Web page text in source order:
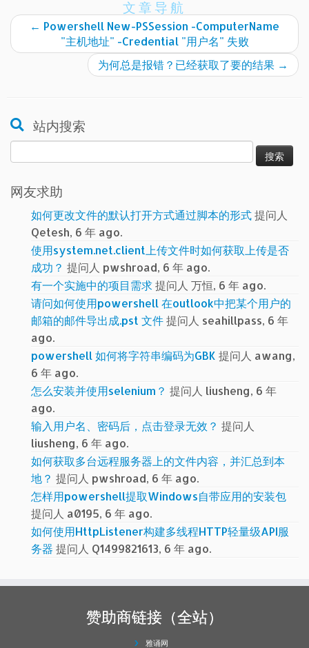
文章导航
← Powershell New-PSSession -ComputerName
"主机地址" -Credential "用户名" 失败
为何总是报错？已经获取了要的结果 →
站内搜索
索：
网友求助
如何更改文件的默认打开方式通过脚本的形式提问人
Qetesh, 6 年 ago.
使用system.net.client上传文件时如何获取上传是否
成功？ 提问人 pwshroad, 6 年 ago.
有一个实施中的项目需求提问人 万恒, 6 年 ago.
请问如何使用powershell 在outlook中把某个用户的
邮箱的邮件导出成.pst 文件提问人 seahillpass, 6 年
ago.
powershell 如何将字符串编码为GBK 提问人 awang,
6 年 ago.
怎么安装并使用selenium？ 提问人 liusheng, 6 年
ago.
输入用户名、密码后，点击登录无效？ 提问人
liusheng, 6 年 ago.
如何获取多台远程服务器上的文件内容，并汇总到本
地？ 提问人 pwshroad, 6 年 ago.
怎样用powershell提取Windows自带应用的安装包
提问人 a0195, 6 年 ago.
如何使用HttpListener构建多线程HTTP轻量级API服
务器 提问人 Q1499821613, 6 年 ago.
赞助商链接（全站）
雅诵网